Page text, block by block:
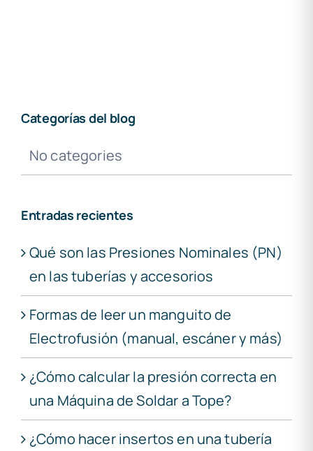
Categorías del blog
No categories
Entradas recientes
Qué son las Presiones Nominales (PN)
en las tuberías y accesorios
Formas de leer un manguito de
Electrofusión (manual, escáner y más)
¿Cómo calcular la presión correcta en
una Máquina de Soldar a Tope?
¿Cómo hacer insertos en una tubería